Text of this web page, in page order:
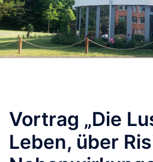
Vortrag „Die
Leben, über